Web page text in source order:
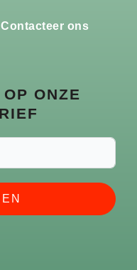
Contacteer ons
ONZE